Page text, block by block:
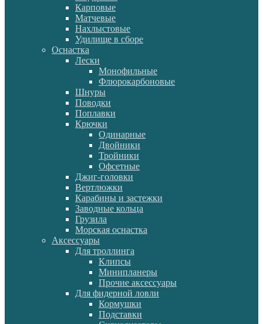
Карповые
Матчевые
Нахлыстовые
Удилище в сборе
Оснастка
Лески
Монофильные
Флюрокарбоновые
Шнуры
Поводки
Поплавки
Крючки
Одинарные
Двойники
Тройники
Офсетные
Джиг-головки
Вертлюжки
Карабины и застежки
Заводные кольца
Грузила
Морская оснастка
Аксессуары
Для троллинга
Клипсы
Минипланеры
Прочие аксессуары
Для фидерной ловли
Кормушки
Подставки